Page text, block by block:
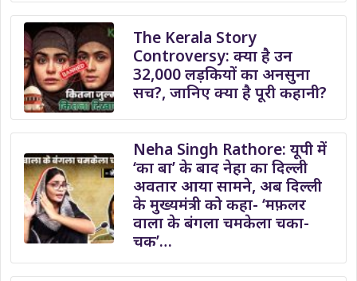
The Kerala Story
Controversy: क्या है उन
32,000 लड़कियों का अनसुना
सच?, जानिए क्या है पूरी कहानी?
Neha Singh Rathore: यूपी में
‘का बा’ के बाद नेहा का दिल्ली
अवतार आया सामने, अब दिल्ली
के मुख्यमंत्री को कहा- ‘मफ़लर
वाला के बंगला चमकेला चका-
चक’…